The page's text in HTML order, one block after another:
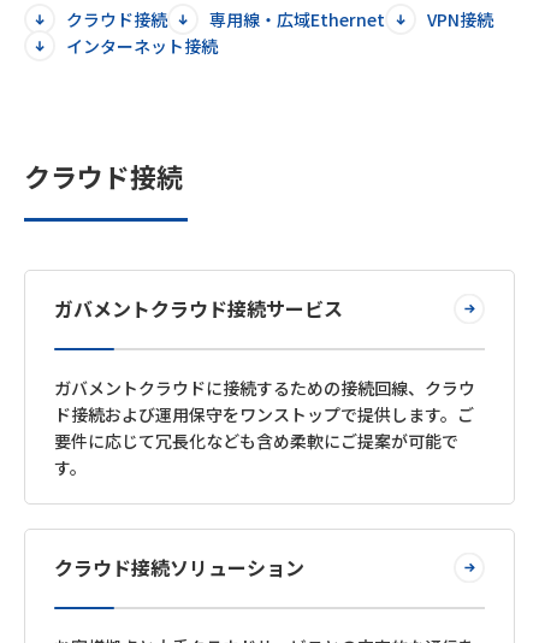
クラウド接続 専用線・広域Ethernet
VPN接続
インターネット接続
クラウド接続
ガバメントクラウド接続サービス
ガバメントクラウドに接続するための接続回線、クラウ
ド接続および運用保守をワンストップで提供します。ご
要件に応じて冗長化なども含め柔軟にご提案が可能で
す。
クラウド接続ソリューション